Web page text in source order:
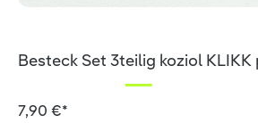
Besteck Set 3teilig koziol KLIKK
7,90 €*